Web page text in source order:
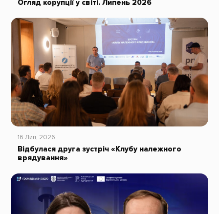
Огляд корупції у світі. Липень 2026
16 Лип, 2026
Відбулася друга зустріч «Клубу належного
врядування»